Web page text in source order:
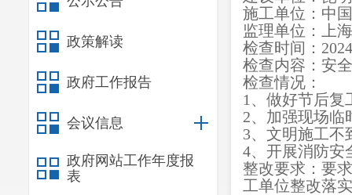
政策解读
政府工作报告
会议信息
政府网站工作年度报
表
施工单位： 中
监理单位：
上
检查时间： 2024
检查内容：安
检查情况：
1、 做好节后复
2、 加强现场临
3、文明施工不
4、 开展消防安
整改要求：要
工单位整改落